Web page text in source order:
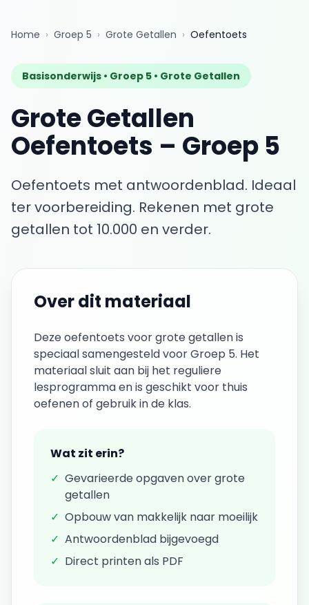
Home › Groep 5 › Grote Getallen › Oefentoets
Basisonderwijs • Groep 5 • Grote Getallen
Grote Getallen
Oefentoets – Groep 5
Oefentoets met antwoordenblad. Ideaal
ter voorbereiding. Rekenen met grote
getallen tot 10.000 en verder.
Over dit materiaal
Dezeoefentoets voorgrote getallenis
speciaal samengesteld voorGroep 5. Het
materiaal sluit aan bij het reguliere
lesprogramma en is geschikt voor thuis
oefenen of gebruik in de klas.
Wat zit erin?
✓ Gevarieerde opgaven overgrote
getallen
✓ Opbouw van makkelijk naar moeilijk
✓ Antwoordenblad bijgevoegd
✓ Direct printen als PDF